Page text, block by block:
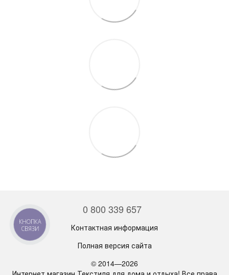
0 800 339 657
Контактная информация
Полная версия сайта
© 2014—2026
КНОПКА
СВЯЗИ